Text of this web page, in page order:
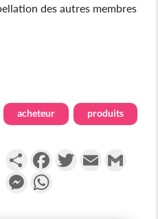
des autres membres
acheteur produits
PartagerFacebookTwitterEmail
Messenger